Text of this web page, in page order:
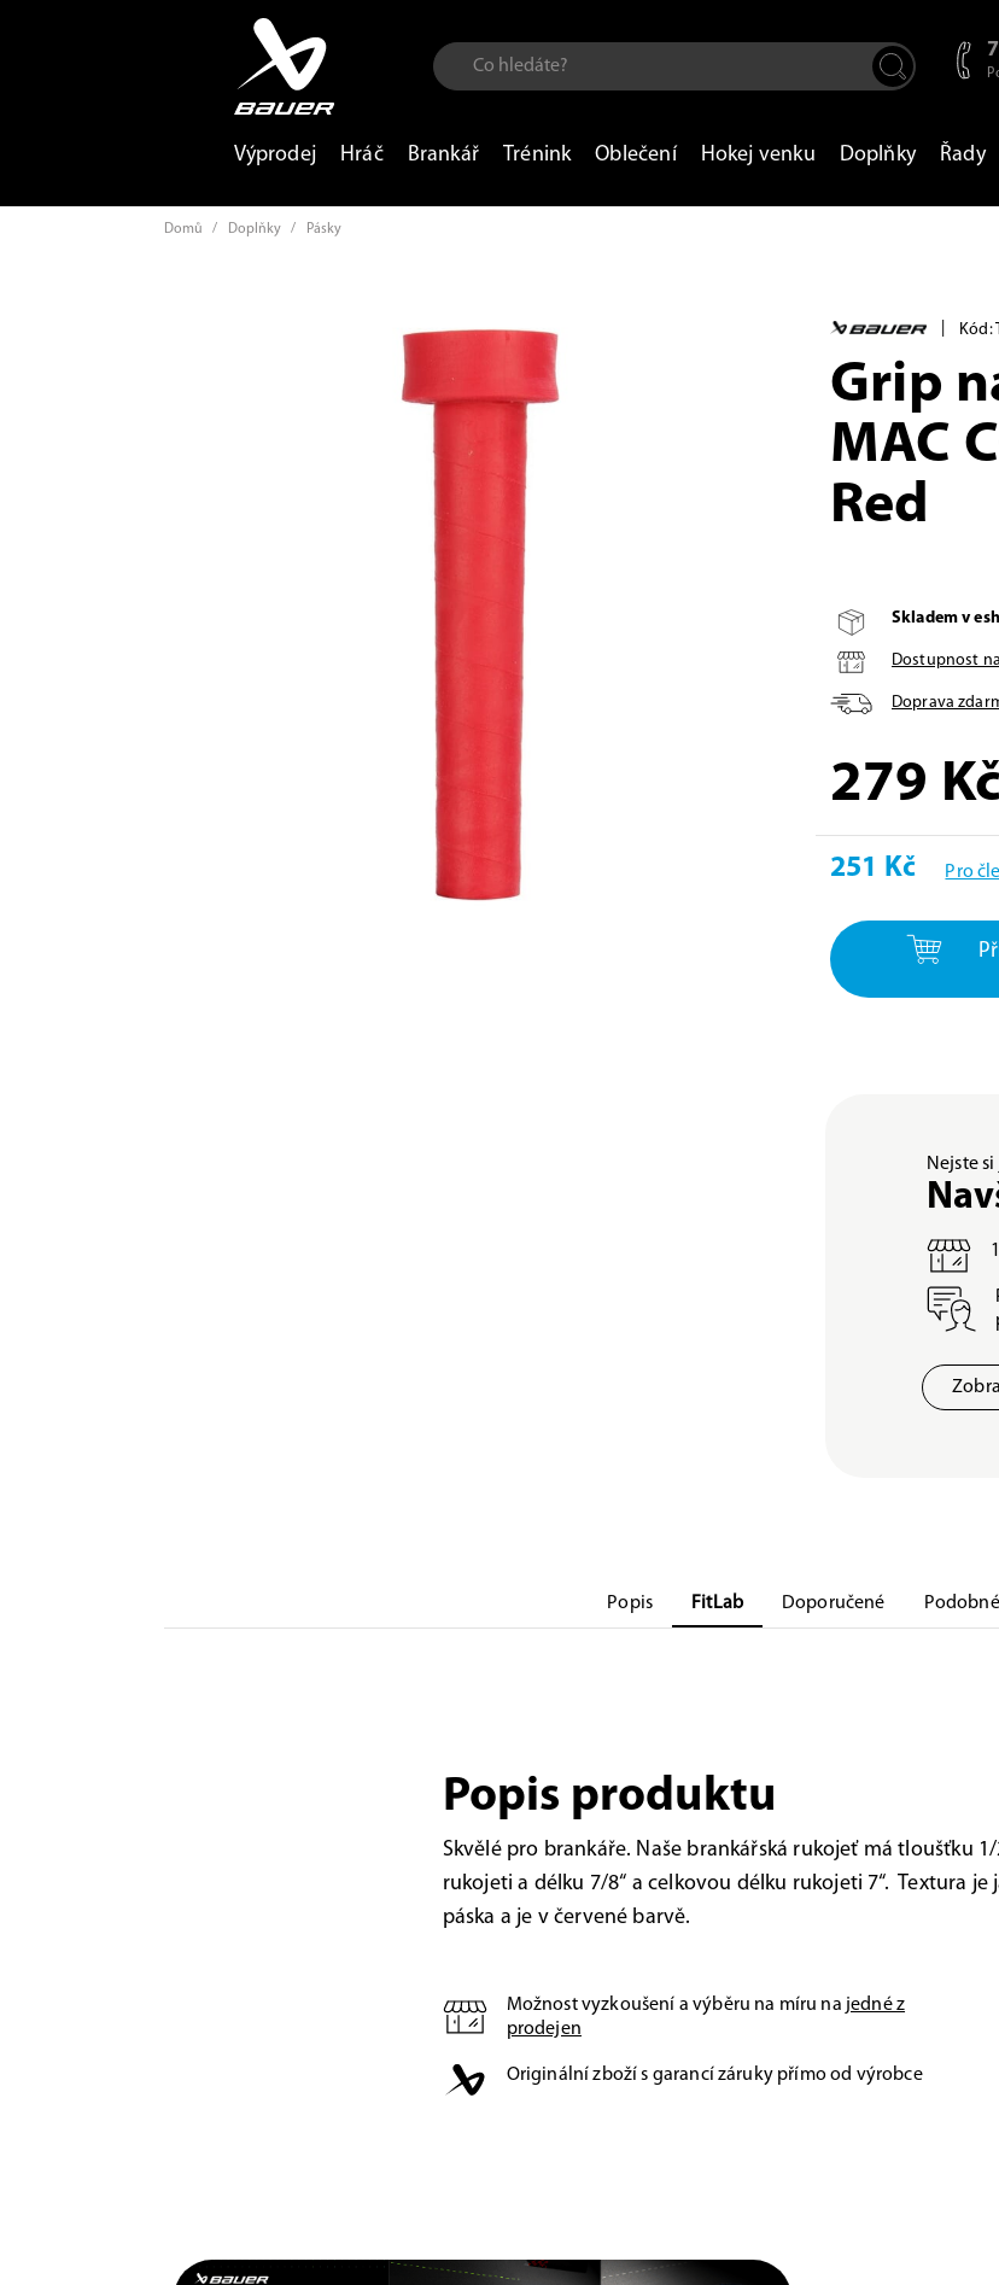
Výprodej Hráč Brankář Trénink Oblečení Hokej venku Doplňky Řady
Domů / Doplňky / Pásky
Kód:
Grip
MAC
Red
Skladem v
Dostupnost
Doprava
279 Kč
251 Kč Pro
Nejste
Popis FitLab Doporučené Podobné
Popis produktu
Skvělé pro brankáře. Naše brankářská rukojeť má tloušťku
rukojeti a délku 7/8“ a celkovou délku rukojeti 7“. Textura je
páska a je v červené barvě.
Možnost vyzkoušení a výběru na míru na jedné z
prodejen
Originální zboží s garancí záruky přímo od výrobce